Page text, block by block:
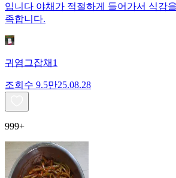
입니다 야채가 적절하게 들어가서 식감
족합니다.
귀염그잡채1
조회수 9.5만25.08.28
999+